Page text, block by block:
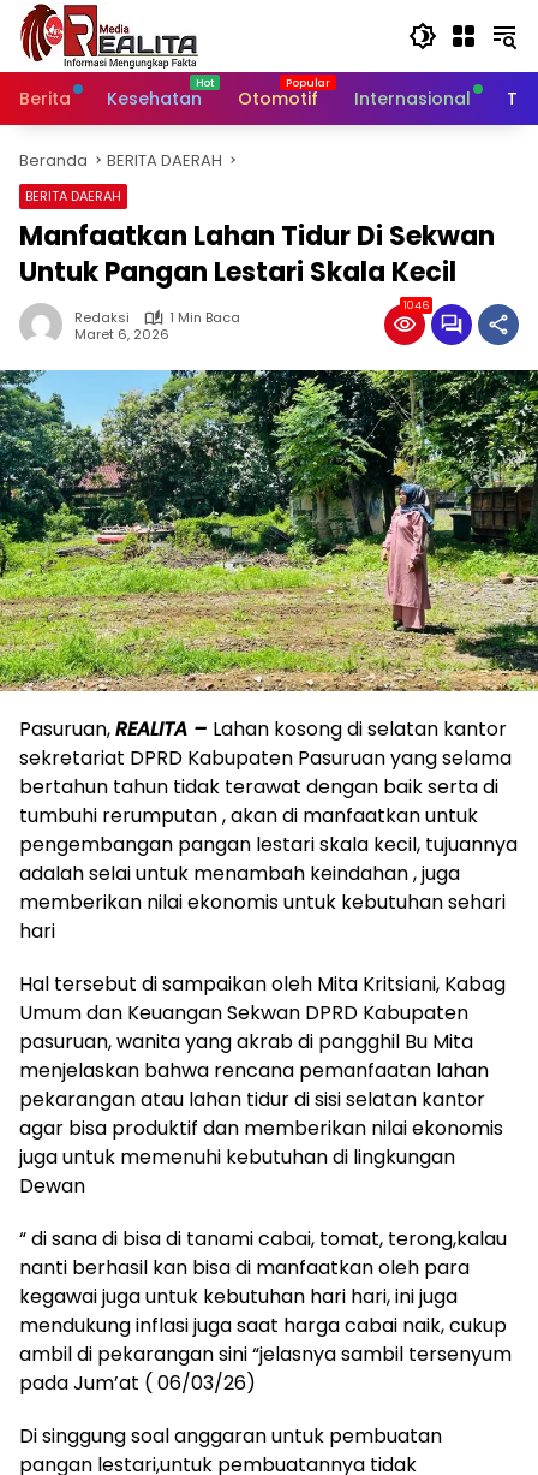
Langsung
konten
Berita
Kesehatan Otomotif Internasional
Beranda BERITA DAERAH
BERITA DAERAH
Manfaatkan Lahan Tidur Di Sekwan
Untuk Pangan Lestari Skala Kecil
Redaksi
1 Min Baca
Maret 6, 2026
1046
Pasuruan,REALITA – Lahan kosong di selatan kantor
sekretariat DPRD Kabupaten Pasuruan yang selama
bertahun tahun tidak terawat dengan baik serta di
tumbuhi rerumputan , akan di manfaatkan untuk
pengembangan pangan lestari skala kecil, tujuannya
adalah selai untuk menambah keindahan , juga
memberikan nilai ekonomis untuk kebutuhan sehari
hari
Hal tersebut di sampaikan oleh Mita Kritsiani, Kabag
Umum dan Keuangan Sekwan DPRD Kabupaten
pasuruan, wanita yang akrab di pangghil Bu Mita
menjelaskan bahwa rencana pemanfaatan lahan
pekarangan atau lahan tidur di sisi selatan kantor
agar bisa produktif dan memberikan nilai ekonomis
juga untuk memenuhi kebutuhan di lingkungan
Dewan
“ di sana di bisa di tanami cabai, tomat, terong,kalau
nanti berhasil kan bisa di manfaatkan oleh para
kegawai juga untuk kebutuhan hari hari, ini juga
mendukung inflasi juga saat harga cabai naik, cukup
ambil di pekarangan sini “jelasnya sambil tersenyum
pada Jum’at ( 06/03/26)
Di singgung soal anggaran untuk pembuatan
pangan lestari,untuk pembuatannya tidak